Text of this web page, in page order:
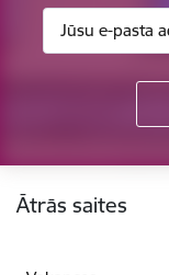
Ātrās saites